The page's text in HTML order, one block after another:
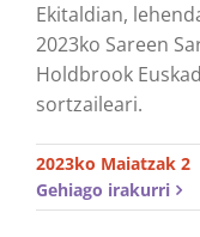
Ekitaldian,
2023ko Sareen
Holdbrook
sortzaileari.
2023ko Maiatzak 2
Gehiago irakurri